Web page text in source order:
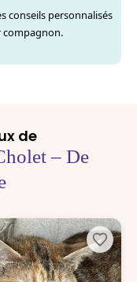
conseils personnalisés
compagnon.
de
– De